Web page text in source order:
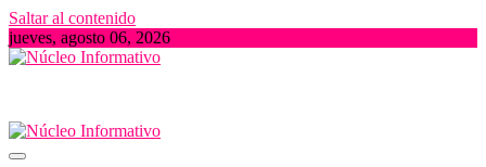
Saltar al contenido
jueves, agosto 06, 2026